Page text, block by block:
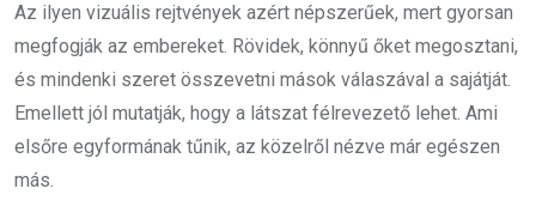
Az ilyen vizuális rejtvények azért népszerűek, mert gyorsan
megfogják az embereket. Rövidek, könnyű őket megosztani,
és mindenki szeret összevetni mások válaszával a sajátját.
Emellett jól mutatják, hogy a látszat félrevezető lehet. Ami
elsőre egyformának tűnik, az közelről nézve már egészen
más.